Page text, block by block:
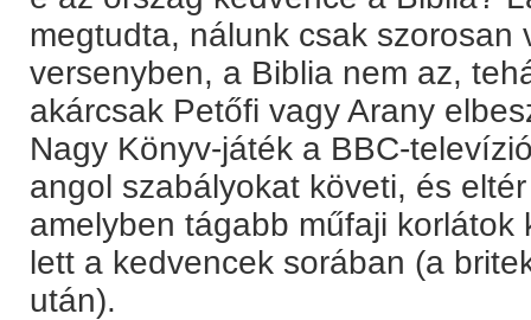
megtudta, nálunk csak szorosan
versenyben, a Biblia nem az,
akárcsak Petőfi vagy Arany
Nagy Könyv-játék a BBC-
angol szabályokat követi, és
amelyben tágabb műfaji korlátok
lett a kedvencek sorában (a
után).